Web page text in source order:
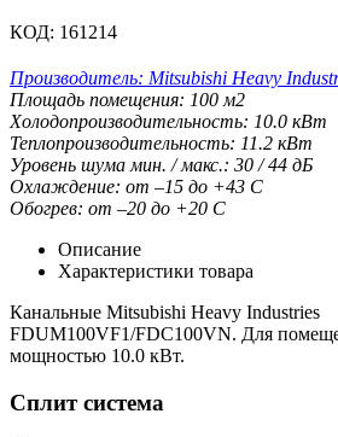
КОД: 161214
Производитель: Mitsubishi Heavy
Площадь помещения: 100 м2
Холодопроизводительность: 10.0 кВт
Теплопроизводительность: 11.2 кВт
Уровень шума мин. / макс.: 30 / 44 дБ
Охлаждение: от –15 до +43 С
Обогрев: от –20 до +20 С
Описание
Характеристики товара
Канальные Mitsubishi Heavy Industries
FDUM100VF1/FDC100VN. Для
мощностью 10.0 кВт.
Сплит система